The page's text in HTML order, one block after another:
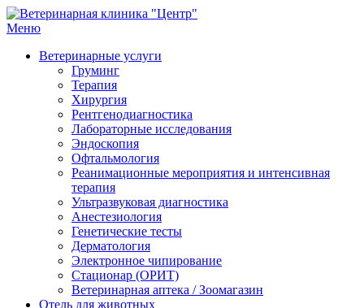
Перейти
к
Меню
Ветеринарные услуги
Груминг
Терапия
Хирургия
Рентгенодиагностика
Лабораторные исследования
Эндоскопия
Офтальмология
Реанимационные мероприятия и интенсивная
терапия
Ультразвуковая диагностика
Анестезиология
Генетические тесты
Дерматология
Электронное чипирование
Стационар (ОРИТ)
Ветеринарная аптека / Зоомагазин
Отель для животных